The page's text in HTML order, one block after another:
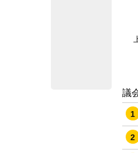
議
1
2